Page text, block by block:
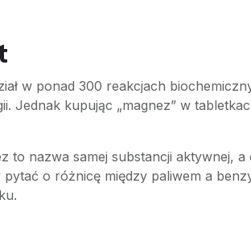
w ponad 300 reakcjach
kupując „magnez” w
to nazwa samej substancji aktywnej,
o różnicę między paliwem a